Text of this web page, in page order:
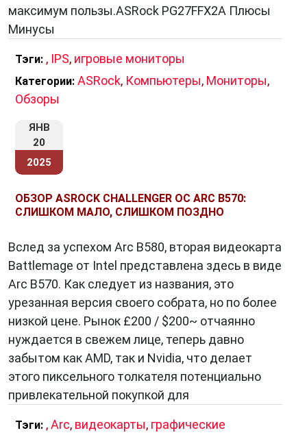
максимум пользы.ASRock PG27FFX2A Плюсы
Минусы
Тэги: , IPS, игровые мониторы
Категории: ASRock, Компьютеры, Мониторы,
Обзоры
ЯНВ
20
2025
ОБЗОР ASROCK CHALLENGER OC ARC B570:
СЛИШКОМ МАЛО, СЛИШКОМ ПОЗДНО
Вслед за успехом Arc B580, вторая видеокарта
Battlemage от Intel представлена ​​здесь в виде
Arc B570. Как следует из названия, это
урезанная версия своего собрата, но по более
низкой цене. Рынок £200 / $200~ отчаянно
нуждается в свежем лице, теперь давно
забытом как AMD, так и Nvidia, что делает
этого пиксельного толкателя потенциально
привлекательной покупкой для
Тэги: ,Arc, видеокарты, графические